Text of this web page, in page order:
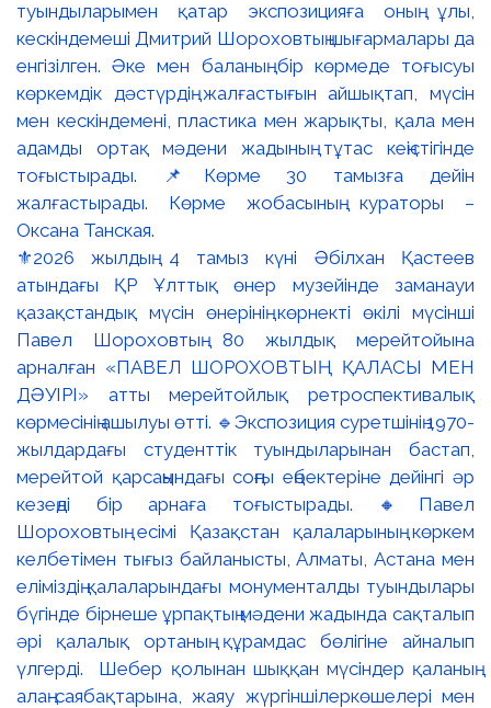
⚜️2026 жылдың 4 тамыз күні Әбілхан Қастеев
атындағы ҚР Ұлттық өнер музейінде заманауи
қазақстандық мүсін өнерінің көрнекті өкілі мүсінші
Павел Шороховтың 80 жылдық мерейтойына
арналған «ПАВЕЛ ШОРОХОВТЫҢ ҚАЛАСЫ МЕН
ДӘУІРІ» атты мерейтойлық ретроспективалық
көрмесінің ашылуы өтті. 🔹Экспозиция суретшінің 1970-
жылдардағы студенттік туындыларынан бастап,
мерейтой қарсаңындағы соңғы еңбектеріне дейінгі әр
кезеңді бір арнаға тоғыстырады. 🔸Павел
Шороховтың есімі Қазақстан қалаларының көркем
келбетімен тығыз байланысты, Алматы, Астана мен
еліміздің қалаларындағы монументалды туындылары
бүгінде бірнеше ұрпақтың мәдени жадында сақталып
әрі қалалық ортаның құрамдас бөлігіне айналып
үлгерді. Шебер қолынан шыққан мүсіндер қаланың
алаң-саябақтарына, жаяу жүргіншілеркөшелері мен